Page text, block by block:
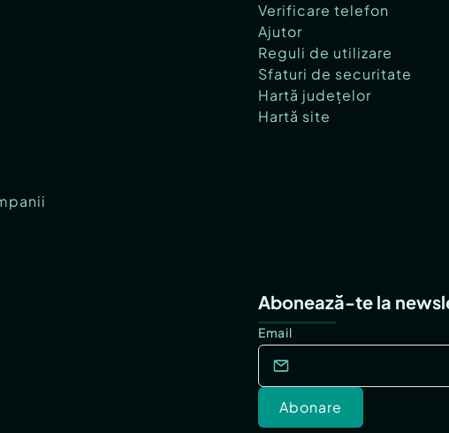
Verificare telefon
Ajutor
Reguli de utilizare
Sfaturi de securitate
Hartă județelor
Hartă site
Abonează-te la
Email
Abonare